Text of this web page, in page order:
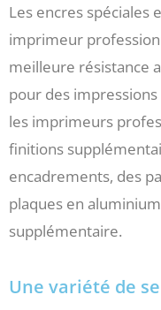
Les encres spéciales
imprimeur
meilleure résistance
pour des
les imprimeurs
finitions
encadrements, des
plaques en
supplémentaire.
Une variété de